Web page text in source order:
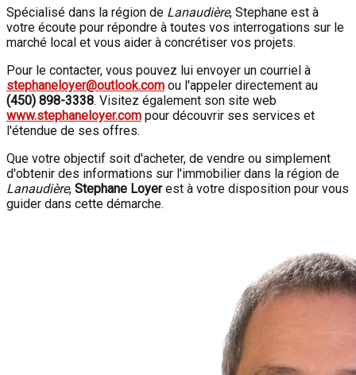
Spécialisé dans la région de Lanaudière, Stephane est à
votre écoute pour répondre à toutes vos interrogations sur le
marché local et vous aider à concrétiser vos projets.
Pour le contacter, vous pouvez lui envoyer un courriel à
stephaneloyer@outlook.com ou l'appeler directement au
(450) 898-3338. Visitez également son site web
www.stephaneloyer.com pour découvrir ses services et
l'étendue de ses offres.
Que votre objectif soit d'acheter, de vendre ou simplement
d'obtenir des informations sur l'immobilier dans la région de
Lanaudière, Stephane Loyerest à votre disposition pour vous
guider dans cette démarche.